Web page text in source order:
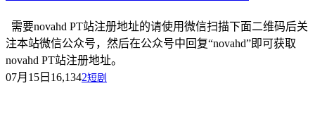
需要novahd PT站注册地址的请使用微信扫描下面二维码后关
注本站微信公众号，然后在公众号中回复“novahd”即可获取
novahd PT站注册地址。
07月15日 16,1342短剧